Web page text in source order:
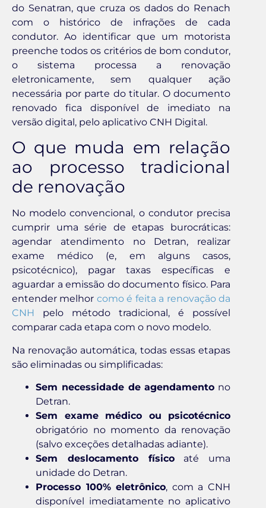
do Senatran, que cruza os dados do Renach
com o histórico de infrações de cada
condutor. Ao identificar que um motorista
preenche todos os critérios de bom condutor,
o sistema processa a renovação
eletronicamente, sem qualquer ação
necessária por parte do titular. O documento
renovado fica disponível de imediato na
versão digital, pelo aplicativo CNH Digital.
O que muda em relação
ao processo tradicional
de renovação
No modelo convencional, o condutor precisa
cumprir uma série de etapas burocráticas:
agendar atendimento no Detran, realizar
exame médico (e, em alguns casos,
psicotécnico), pagar taxas específicas e
aguardar a emissão do documento físico. Para
entender melhor como é feita a renovação da
CNH pelo método tradicional, é possível
comparar cada etapa com o novo modelo.
Na renovação automática, todas essas etapas
são eliminadas ou simplificadas:
Sem necessidade de agendamento no
Detran.
Sem exame médico ou psicotécnico
obrigatório no momento da renovação
(salvo exceções detalhadas adiante).
Sem deslocamento físicoaté uma
unidade do Detran.
Processo 100% eletrônico, com a CNH
disponível imediatamente no aplicativo